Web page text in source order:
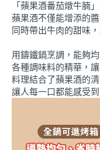
「蘋果酒番茄燉牛腩
蘋果酒不僅能增添的
同時帶出牛肉的甜味
用鑄鐵鍋烹調，能夠
各種調味料的精華，
料理結合了蘋果酒的
讓人每一口都能感受